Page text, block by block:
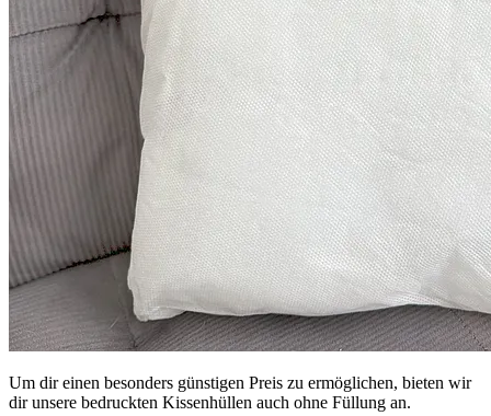
Um dir einen besonders günstigen Preis zu ermöglichen, bieten wir
dir unsere bedruckten Kissenhüllen auch ohne Füllung an.